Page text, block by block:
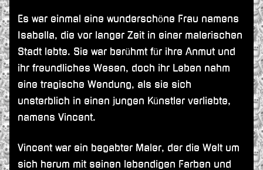
Es war einmal eine wunderschöne Frau namens
Isabella, die vor langer Zeit in einer malerischen
Stadt lebte. Sie war berühmt für ihre Anmut und
ihr freundliches Wesen, doch ihr Leben nahm
eine tragische Wendung, als sie sich
unsterblich in einen jungen Künstler verliebte,
namens Vincent.
Vincent war ein begabter Maler, der die Welt um
sich herum mit seinen lebendigen Farben und